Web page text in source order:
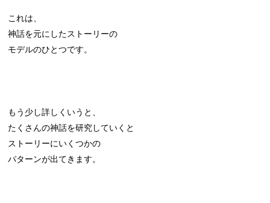
これは、
神話を元にしたストーリーの
モデルのひとつです。
もう少し詳しくいうと、
たくさんの神話を研究していくと
ストーリーにいくつかの
パターンが出てきます。